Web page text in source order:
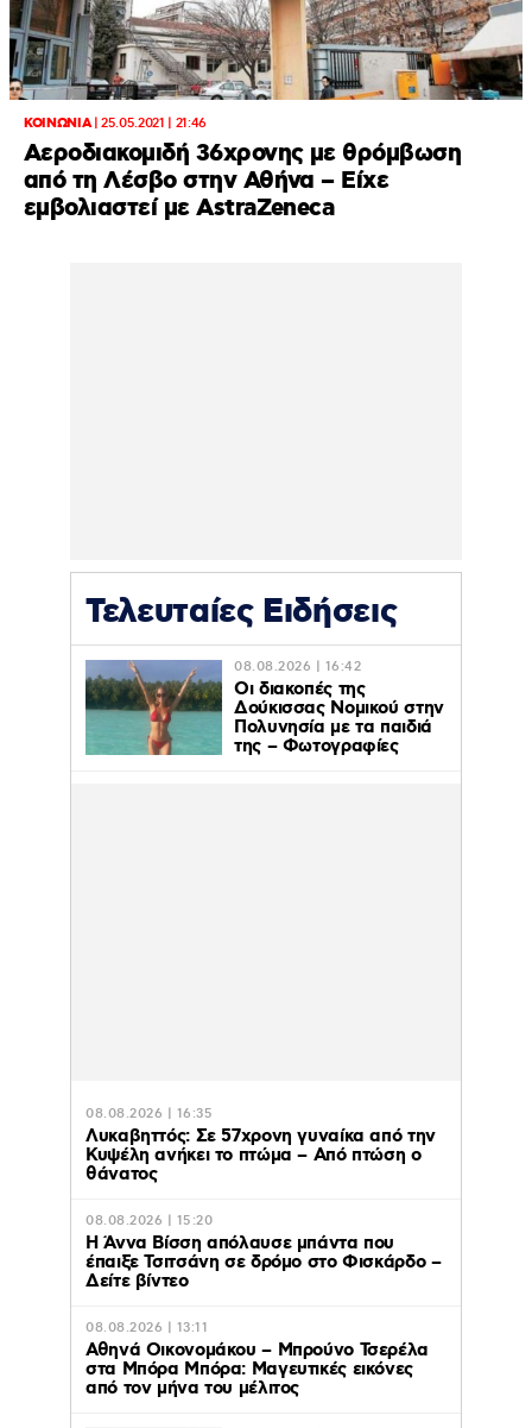
ΚΟΙΝΩΝΙΑ|25.05.2021 | 21:46
Αεροδιακομιδή 36χρονης με θρόμβωση
από τη Λέσβο στην Αθήνα – Είχε
εμβολιαστεί με AstraZeneca
Τελευταίες Ειδήσεις
08.08.2026 | 16:42
Οι διακοπές της
Δούκισσας Νομικού στην
Πολυνησία με τα παιδιά
της – Φωτογραφίες
08.08.2026 | 16:35
Λυκαβηττός: Σε 57χρονη γυναίκα από την
Κυψέλη ανήκει το πτώμα – Από πτώση ο
θάνατος
08.08.2026 | 15:20
Η Άννα Βίσση απόλαυσε μπάντα που
έπαιξε Τσιτσάνη σε δρόμο στο Φισκάρδο –
Δείτε βίντεο
08.08.2026 | 13:11
Αθηνά Οικονομάκου – Μπρούνο Τσερέλα
στα Μπόρα Μπόρα: Mαγευτικές εικόνες
από τον μήνα του μέλιτος